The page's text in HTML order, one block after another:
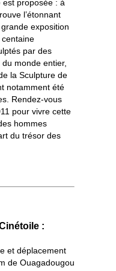
est proposée : à
l’étonnant
grande exposition
centaine
par des
monde entier,
la Sculpture de
notamment été
Rendez-vous
pour vivre cette
hommes
du trésor des
:
et déplacement
de Ouagadougou